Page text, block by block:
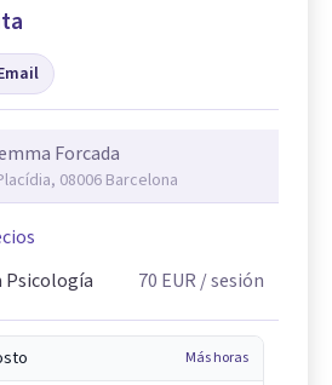
- Gemma Forcada
08006 Barcelona
Psicología
70 EUR / sesión
Más horas